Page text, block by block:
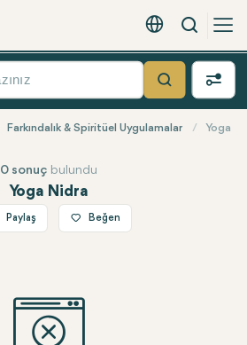
Türkçe - EUR
Arama
Ara
Farkındalık & Spiritüel Uygulamalar Yoga
Yoga Nidra
0 sonuç bulundu
Paylaş
WhatsApp
Beğen